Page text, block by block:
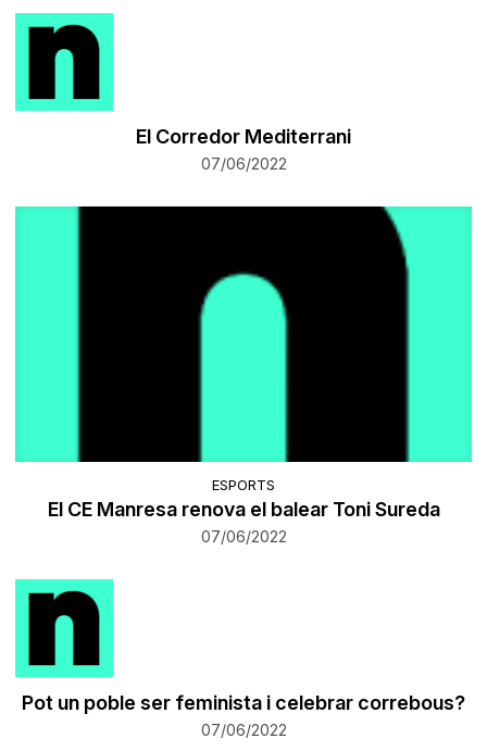
​El Corredor Mediterrani
07/06/2022
ESPORTS
El CE Manresa renova el balear Toni Sureda
07/06/2022
Pot un poble ser feminista i celebrar correbous?
07/06/2022